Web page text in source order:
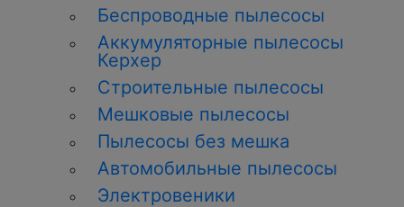
Беспроводные пылесосы
Аккумуляторные пылесосы
Керхер
Строительные пылесосы
Мешковые пылесосы
Пылесосы без мешка
Автомобильные пылесосы
Электровеники